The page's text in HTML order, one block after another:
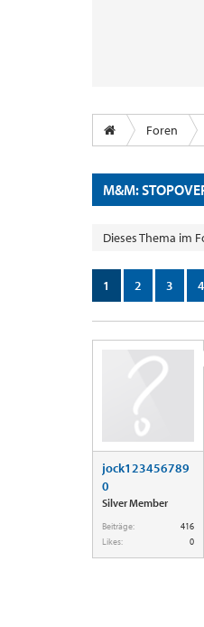
Foren
M&M:
Dieses Thema im
1 2 3 4
jock123456789
0
Silver Member
Beiträge:
416
Likes:
0